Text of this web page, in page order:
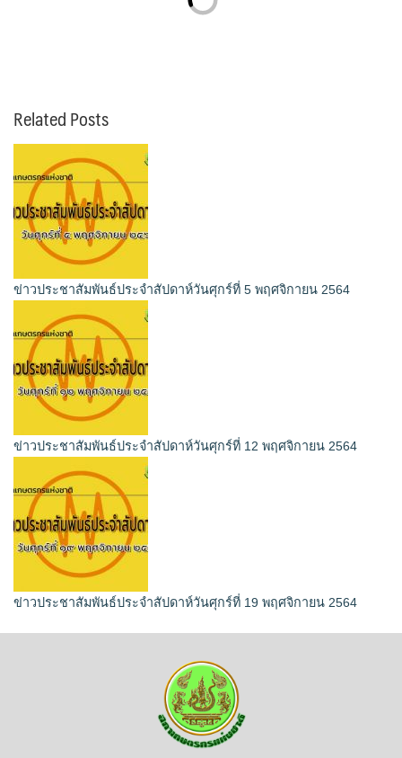
Related Posts
ข่าวประชาสัมพันธ์ประจำสัปดาห์วันศุกร์ที่ 5 พฤศจิกายน 2564
ข่าวประชาสัมพันธ์ประจำสัปดาห์วันศุกร์ที่ 12 พฤศจิกายน 2564
ข่าวประชาสัมพันธ์ประจำสัปดาห์วันศุกร์ที่ 19 พฤศจิกายน 2564